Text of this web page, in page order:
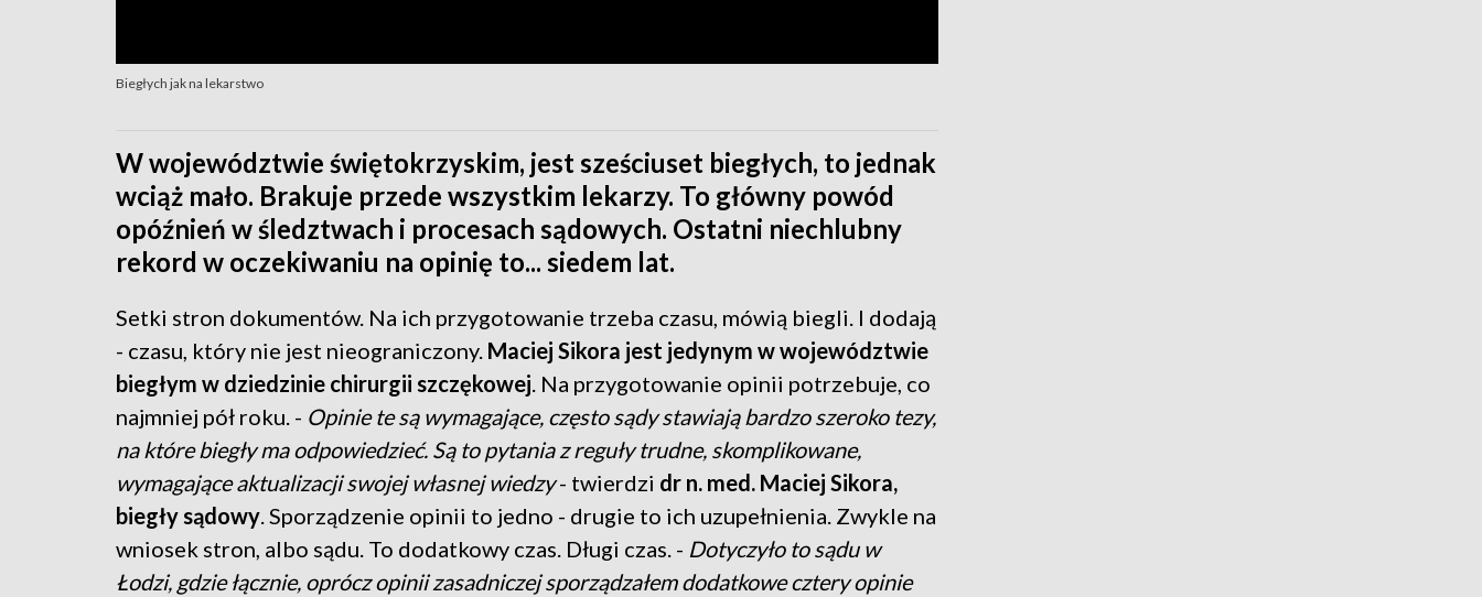
Biegłych jak na lekarstwo
W województwie świętokrzyskim, jest sześciuset biegłych, to jednak
wciąż mało. Brakuje przede wszystkim lekarzy. To główny powód
opóźnień w śledztwach i procesach sądowych. Ostatni niechlubny
rekord w oczekiwaniu na opinię to... siedem lat.
Setki stron dokumentów. Na ich przygotowanie trzeba czasu, mówią biegli. I dodają
- czasu, który nie jest nieograniczony. Maciej Sikora jest jedynym w województwie
biegłym w dziedzinie chirurgii szczękowej . Na przygotowanie opinii potrzebuje, co
najmniej pół roku. - Opinie te są wymagające, często sądy stawiają bardzo szeroko tezy,
na które biegły ma odpowiedzieć. Są to pytania z reguły trudne, skomplikowane,
wymagające aktualizacji swojej własnej wiedzy- twierdzi dr n. med. Maciej Sikora,
biegły sądowy . Sporządzenie opinii to jedno - drugie to ich uzupełnienia. Zwykle na
wniosek stron, albo sądu. To dodatkowy czas. Długi czas. - Dotyczyło to sądu w
Łodzi, gdzie łącznie, oprócz opinii zasadniczej sporządzałem dodatkowe cztery opinie